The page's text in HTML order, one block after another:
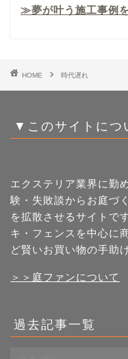
≫夢が叶う施工事例
HOME 時代遅れ
▼このサイトにつ
エクステリア業界に勤
験・失敗談からお庭づ
を拡散させるサイトで
キ・フェンスを中心に
ど賢いお買い物の手助
＞＞庭ファンについて
過去記事一覧